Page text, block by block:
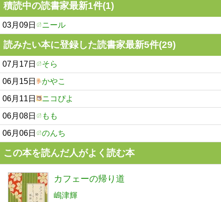
積読中の読書家最新1件(1)
03月09日 ニール
読みたい本に登録した読書家最新5件(29)
07月17日 そら
06月15日 かやこ
06月11日 ニコぴよ
06月08日 もも
06月06日 のんち
この本を読んだ人がよく読む本
カフェーの帰り道
嶋津輝